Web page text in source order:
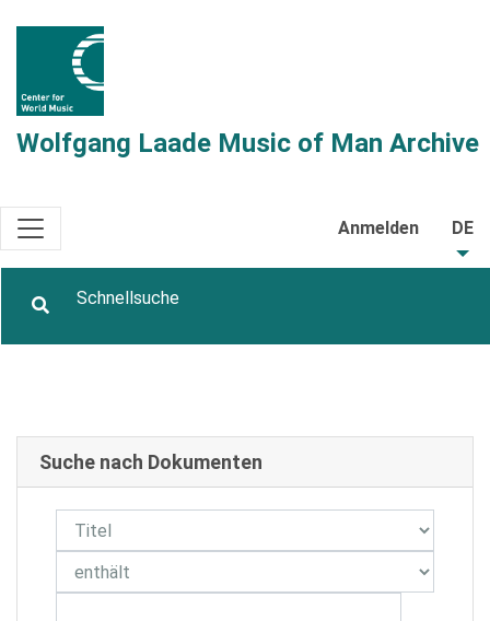
Wolfgang Laade Music of Man Archive
Anmelden DE
Suche nach Dokumenten